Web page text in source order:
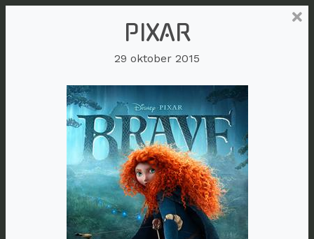
PIXAR
29 oktober 2015